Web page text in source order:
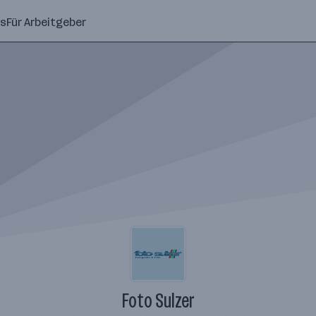
Für Arbeitgeber
Foto Sulzer